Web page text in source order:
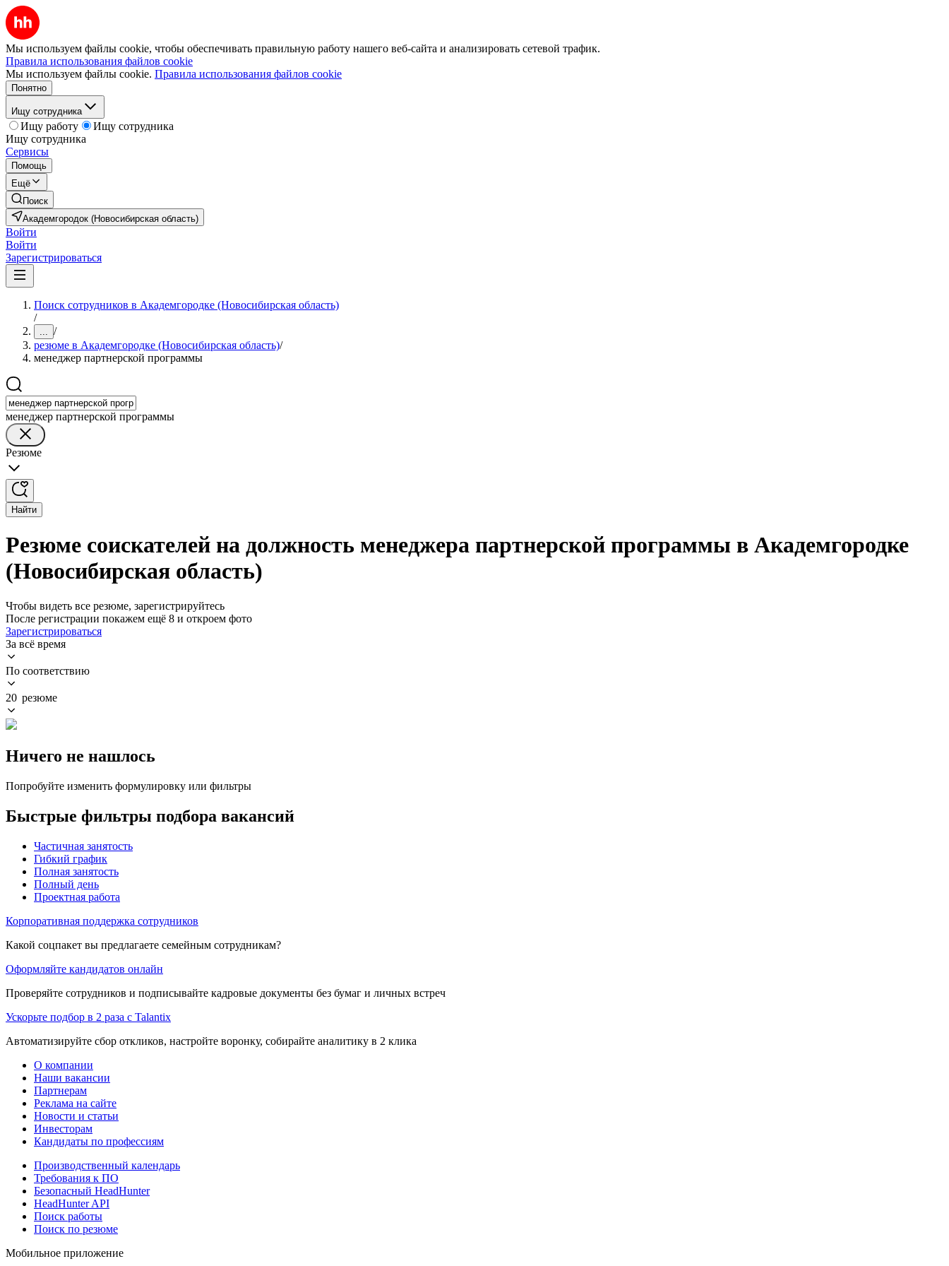
Мы используем файлы cookie, чтобы обеспечивать правильную работу нашего веб-сайта и анализировать сетевой трафик.
Правила использования файлов cookie
Мы используем файлы cookie. Правила использования файлов cookie
Понятно
Ищу сотрудника
Ищу работу
Ищу сотрудника
Ищу сотрудника
Сервисы
Помощь
Ещё
Поиск
Академгородок (Новосибирская область)
Войти
Войти
Зарегистрироваться
Поиск сотрудников в Академгородке (Новосибирская область)
/
... /
резюме в Академгородке (Новосибирская область)/
менеджер партнерской программы
менеджер партнерской программы
Резюме
Найти
Резюме соискателей на должность менеджера партнерской программы в Академгородке
(Новосибирская область)
Чтобы видеть все резюме, зарегистрируйтесь
После регистрации покажем ещё 8 и откроем фото
Зарегистрироваться
За всё время
По соответствию
20 резюме
Ничего не нашлось
Попробуйте изменить формулировку или фильтры
Быстрые фильтры подбора вакансий
Частичная занятость
Гибкий график
Полная занятость
Полный день
Проектная работа
Корпоративная поддержка сотрудников
Какой соцпакет вы предлагаете семейным сотрудникам?
Оформляйте кандидатов онлайн
Проверяйте сотрудников и подписывайте кадровые документы без бумаг и личных встреч
Ускорьте подбор в 2 раза с Talantix
Автоматизируйте сбор откликов, настройте воронку, собирайте аналитику в 2 клика
О компании
Наши вакансии
Партнерам
Реклама на сайте
Новости и статьи
Инвесторам
Кандидаты по профессиям
Производственный календарь
Требования к ПО
Безопасный HeadHunter
HeadHunter API
Поиск работы
Поиск по резюме
Мобильное приложение